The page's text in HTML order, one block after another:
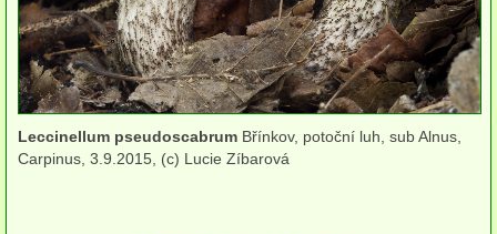
Houby na dřevě (lignikolní)
Houby mykorhizní
Houby rozkládající opad
Leccinellum pseudoscabrum Břínkov, potoční luh, sub Alnus,
Carpinus, 3.9.2015, (c) Lucie Zíbarová